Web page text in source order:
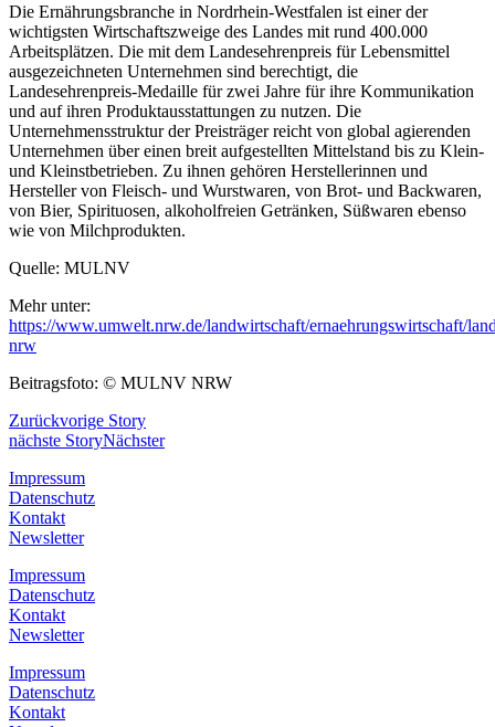
Die Ernährungsbranche in Nordrhein-Westfalen ist einer der
wichtigsten Wirtschaftszweige des Landes mit rund 400.000
Arbeitsplätzen. Die mit dem Landesehrenpreis für Lebensmittel
ausgezeichneten Unternehmen sind berechtigt, die
Landesehrenpreis-Medaille für zwei Jahre für ihre Kommunikation
und auf ihren Produktausstattungen zu nutzen. Die
Unternehmensstruktur der Preisträger reicht von global agierenden
Unternehmen über einen breit aufgestellten Mittelstand bis zu Klein-
und Kleinstbetrieben. Zu ihnen gehören Herstellerinnen und
Hersteller von Fleisch- und Wurstwaren, von Brot- und Backwaren,
von Bier, Spirituosen, alkoholfreien Getränken, Süßwaren ebenso
wie von Milchprodukten.
Quelle: MULNV
Mehr unter:
https://www.umwelt.nrw.de/landwirtschaft/ernaehrungswirtschaft/
nrw
Beitragsfoto: © MULNV NRW
Zurückvorige Story
nächste StoryNächster
Impressum
Datenschutz
Kontakt
Newsletter
Impressum
Datenschutz
Kontakt
Newsletter
Impressum
Datenschutz
Kontakt